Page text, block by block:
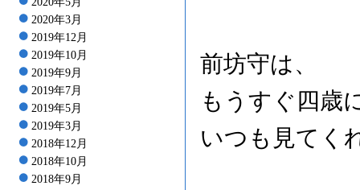
2020年3月
2019年12月
2019年10月
2019年9月
2019年7月
2019年5月
2019年3月
2018年12月
2018年10月
2018年9月
前坊守は、
もうすぐ四歳
いつも見てく